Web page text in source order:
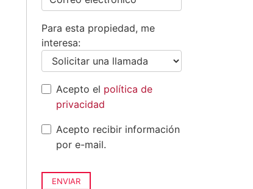
Para esta propiedad, me
interesa:
Acepto el política de
privacidad
Acepto recibir información
por e-mail.
ENVIAR